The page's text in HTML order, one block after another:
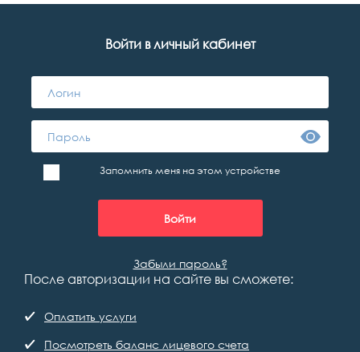
Войти в личный кабинет
Запомнить меня на этом устройстве
Забыли пароль?
После авторизации на сайте вы сможете:
Оплатить услуги
Посмотреть баланс лицевого счета